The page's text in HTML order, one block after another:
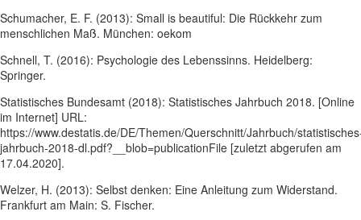
Schumacher, E. F. (2013): Small is beautiful: Die Rückkehr zum
menschlichen Maß. München: oekom
Schnell, T. (2016): Psychologie des Lebenssinns. Heidelberg:
Springer.
Statistisches Bundesamt (2018): Statistisches Jahrbuch 2018. [Online
im Internet] URL:
https://www.destatis.de/DE/Themen/Querschnitt/Jahrbuch/
jahrbuch-2018-dl.pdf?__blob=publicationFile [zuletzt abgerufen am
17.04.2020].
Welzer, H. (2013): Selbst denken: Eine Anleitung zum Widerstand.
Frankfurt am Main: S. Fischer.